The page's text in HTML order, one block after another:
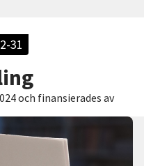
31
och finansierades av